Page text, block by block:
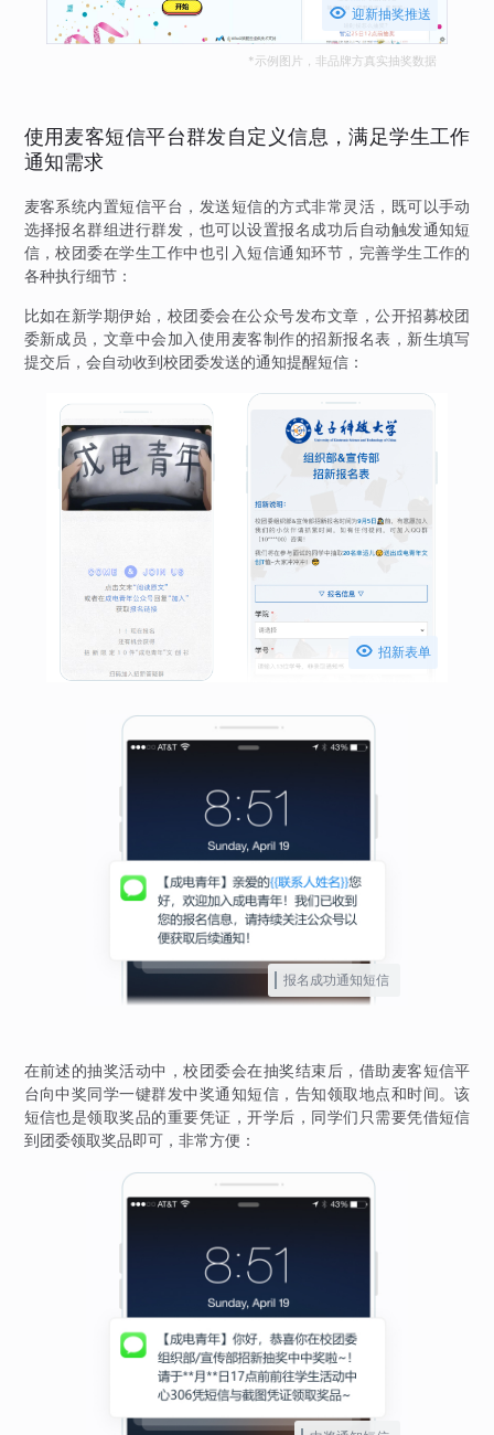
 迎新抽奖推送
*示例图片，非品牌方真实抽奖数据
使用麦客短信平台群发自定义信息，满足学生工作
通知需求
麦客系统内置短信平台，发送短信的方式非常灵活，既可以手动
选择报名群组进行群发，也可以设置报名成功后自动触发通知短
信，校团委在学生工作中也引入短信通知环节，完善学生工作的
各种执行细节：
比如在新学期伊始，校团委会在公众号发布文章，公开招募校团
委新成员，文章中会加入使用麦客制作的招新报名表，新生填写
提交后，会自动收到校团委发送的通知提醒短信：
 招新表单
报名成功通知短信
在前述的抽奖活动中，校团委会在抽奖结束后，借助麦客短信平
台向中奖同学一键群发中奖通知短信，告知领取地点和时间。该
短信也是领取奖品的重要凭证，开学后，同学们只需要凭借短信
到团委领取奖品即可，非常方便：